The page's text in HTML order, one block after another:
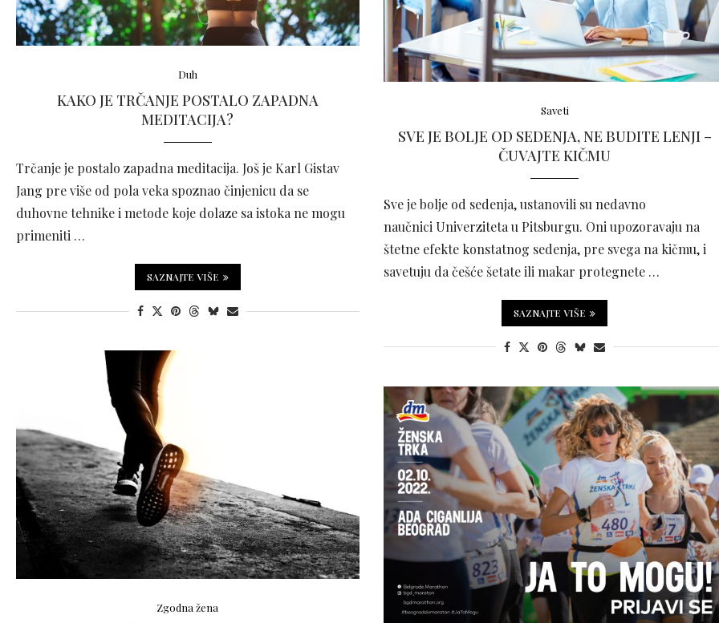
Duh
KAKO JE TRČANJE POSTALO ZAPADNA
MEDITACIJA?
Trčanje je postalo zapadna meditacija. Još je Karl Gistav
Jang pre više od pola veka spoznao činjenicu da se
duhovne tehnike i metode koje dolaze sa istoka ne mogu
primeniti …
SAZNAJTE VIŠE
Saveti
SVE JE BOLJE OD SEDENJA, NE BUDITE LENJI –
ČUVAJTE KIČMU
Sve je bolje od sedenja, ustanovili su nedavno
naučnici Univerziteta u Pitsburgu. Oni upozoravaju na
štetne efekte konstatnog sedenja, pre svega na kičmu, i
savetuju da češće šetate ili makar protegnete …
SAZNAJTE VIŠE
Zgodna žena